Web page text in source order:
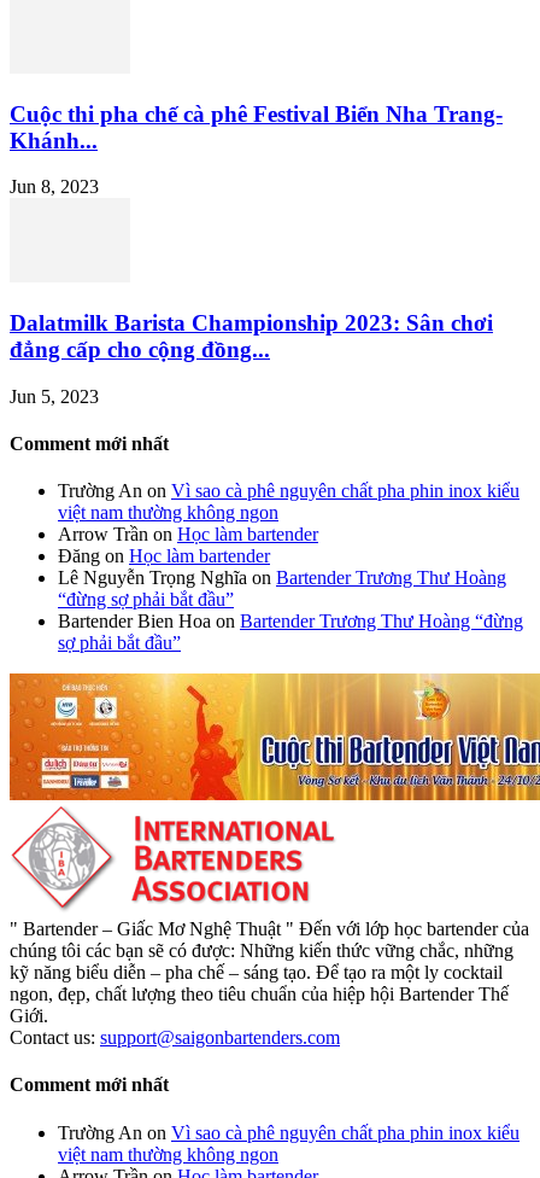
Cuộc thi pha chế cà phê Festival Biển Nha Trang-
Khánh...
Jun 8, 2023
Dalatmilk Barista Championship 2023: Sân chơi
đẳng cấp cho cộng đồng...
Jun 5, 2023
Comment mới nhất
Trường An on Vì sao cà phê nguyên chất pha phin inox kiểu
việt nam thường không ngon
Arrow Trần on Học làm bartender
Đăng on Học làm bartender
Lê Nguyễn Trọng Nghĩa on Bartender Trương Thư Hoàng
“đừng sợ phải bắt đầu”
Bartender Bien Hoa on Bartender Trương Thư Hoàng “đừng
sợ phải bắt đầu”
" Bartender – Giấc Mơ Nghệ Thuật " Đến với lớp học bartender của
chúng tôi các bạn sẽ có được: Những kiến thức vững chắc, những
kỹ năng biểu diễn – pha chế – sáng tạo. Để tạo ra một ly cocktail
ngon, đẹp, chất lượng theo tiêu chuẩn của hiệp hội Bartender Thế
Giới.
Contact us: support@saigonbartenders.com
Comment mới nhất
Trường An on Vì sao cà phê nguyên chất pha phin inox kiểu
việt nam thường không ngon